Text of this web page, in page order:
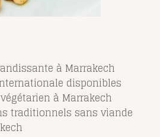
à Marrakech
disponibles
à Marrakech
traditionnels sans viande